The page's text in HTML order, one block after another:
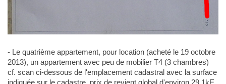
- Le quatrième appartement, pour location (acheté le 19 octobre
2013), un appartement avec peu de mobilier T4 (3 chambres)
cf. scan ci-dessous de l'emplacement cadastral avec la surface
indiquée sur le cadastre, prix de revient global d'environ 29,1kE